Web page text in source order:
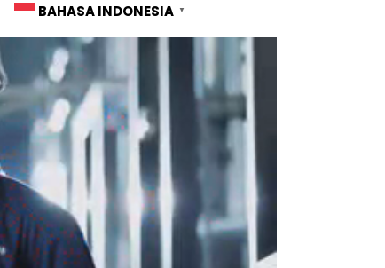
BAHASA INDONESIA ▼